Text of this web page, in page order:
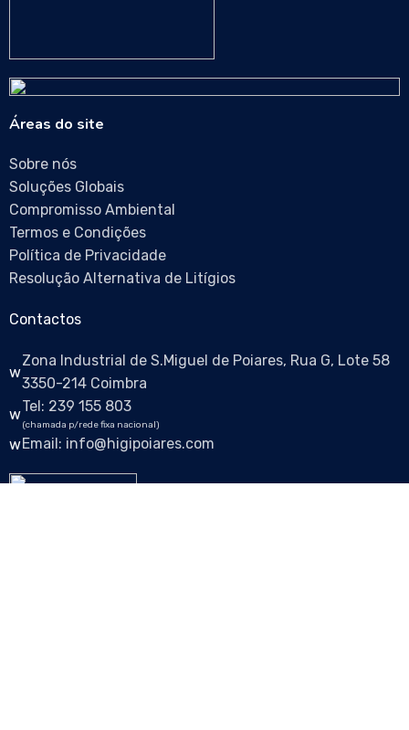
Áreas do site
Sobre nós
Soluções Globais
Compromisso Ambiental
Termos e Condições
Política de Privacidade
Resolução Alternativa de Litígios
Contactos
Zona Industrial de S.Miguel de Poiares, Rua G, Lote 58
3350-214 Coimbra
Tel: 239 155 803
(chamada p/rede fixa nacional)
Email: info@higipoiares.com